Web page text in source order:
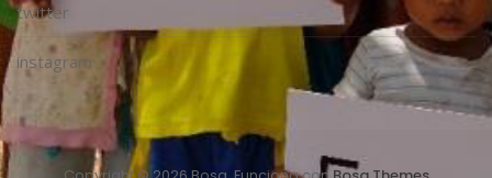
twitter
instagram